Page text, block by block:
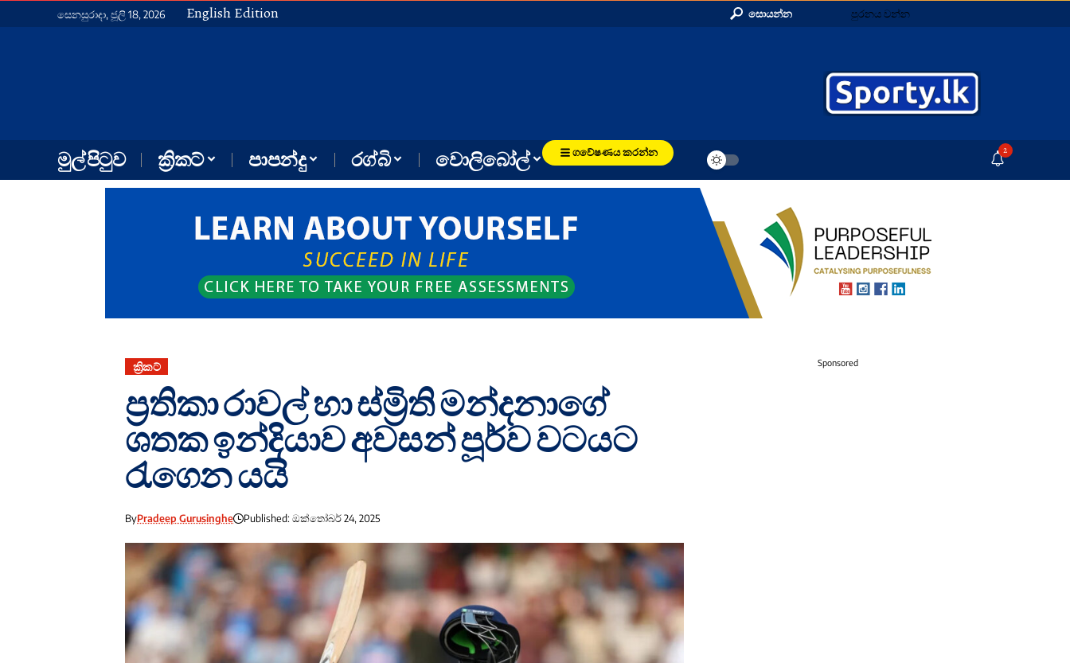
සෙනසුරාදා, ජූලි 18, 2026 English Edition සොයන්න පුරනය වන්න
මුල් පිටුව ක්‍රිකට් පාපන්දු රග්බි වොලිබෝල් ගවේෂණය කරන්න 2
ක්‍රිකට්
ප්‍රතිකා රාවල් හා ස්ම්‍රිති මන්දනාගේ
ශතක ඉන්දියාව අවසන් පූර්ව වටයට
රැගෙන යයි
ByPradeep Gurusinghe Published: ඔක්තෝබර් 24, 2025
Sponsored